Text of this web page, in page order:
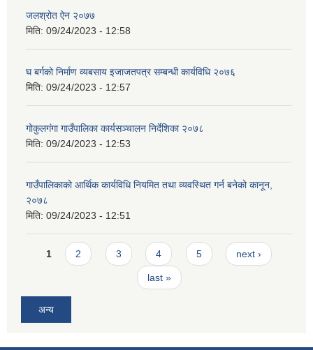
जलश्रोत ऐन २०७७
मिति: 09/24/2023 - 12:58
घ बर्गको निर्माण व्यबसाय इजाजतपत्र सम्बन्धी कार्यविधि २०७६
मिति: 09/24/2023 - 12:57
गोकुलगंगा गाउँपालिका कार्यसञ्चालन निर्देशिका २०७८
मिति: 09/24/2023 - 12:53
गाउँपालिकाको आर्थिक कार्यविधि नियमित तथा व्यवस्थित गर्न बनेको कानून,
२०७८
मिति: 09/24/2023 - 12:51
Pages
1 2 3 4 5 next ›
last »
अन्य